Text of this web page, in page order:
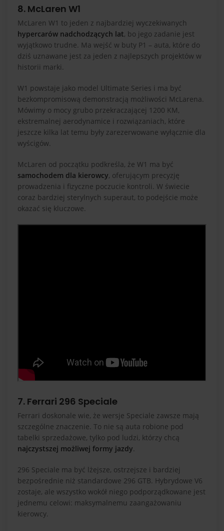
8. McLaren W1
McLaren W1 to jeden z najbardziej wyczekiwanych
hypercarów nadchodzących lat, bo jego zadanie jest
wyjątkowo trudne. Ma wejść w buty P1 – auta, które do
dziś uznawane jest za jeden z najlepszych projektów w
historii marki.
W1 powstaje jako model Ultimate Series i ma być
bezkompromisową demonstracją możliwości McLarena.
Mówimy o mocy grubo przekraczającej 1200 KM,
ekstremalnej aerodynamice i rozwiązaniach, które
jeszcze kilka lat temu były zarezerwowane wyłącznie dla
wyścigów.
McLaren od początku podkreśla, że W1 ma być
samochodem dla kierowcy, oferującym precyzję
prowadzenia i fizyczne poczucie kontroli. W świecie
coraz bardziej sterylnych superaut, to podejście może
okazać się kluczowe.
7. Ferrari 296 Speciale
Ferrari doskonale wie, że wersje Speciale zawsze mają
szczególne znaczenie. To nie są auta robione pod
tabelki sprzedażowe, tylko pod ludzi, którzy chcą
najczystszej możliwej formy jazdy.
296 Speciale ma być lżejsze, ostrzejsze i bardziej
bezpośrednie niż standardowe 296 GTB. Hybrydowe V6
zostaje, ale wszystko wokół niego podporządkowane jest
jednemu celowi: maksymalnemu zaangażowaniu
kierowcy.